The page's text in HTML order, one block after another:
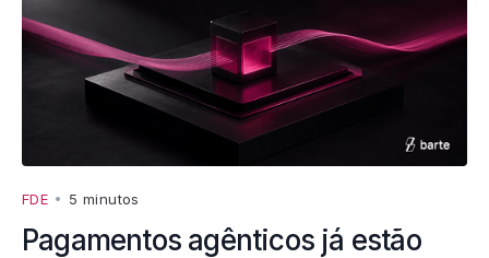
FDE • 5 minutos
Pagamentos agênticos já estão